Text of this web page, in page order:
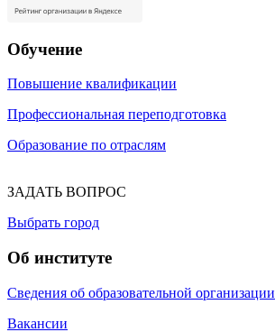
Обучение
Повышение квалификации
Профессиональная переподготовка
Образование по отраслям
ЗАДАТЬ ВОПРОС
Выбрать город
Об институте
Сведения об образовательной организации
Вакансии